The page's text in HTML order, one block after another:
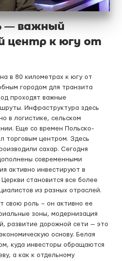
— важный
центр к югу от
в 80 километрах к югу от
городом для транзита
проходят важные
Инфраструктура здесь
в логистике, сельском
Еще со времен Польско-
торговым центром. Здесь
сахар. Сегодня
современными
активно инвестируют в
становится все более
из разных отраслей.
свою роль – он активно ее
зоны, модернизация
развитие дорожной сети — это
основу. Белая
куда инвесторы обращаются
а как к отдельному